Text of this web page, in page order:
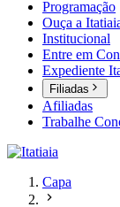
Programação
Ouça a
Institucional
Entre em
Expediente
Filiadas
Afiliadas
Trabalhe
Capa